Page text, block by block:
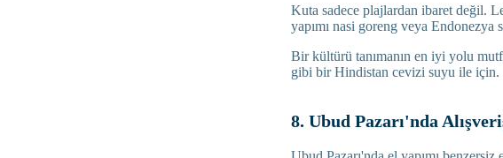
Kuta sadece plajlardan ibaret değil.
yapımı nasi goreng veya Endonezya
Bir kültürü tanımanın en iyi yolu
gibi bir Hindistan cevizi suyu ile için.
8. Ubud Pazarı'nda